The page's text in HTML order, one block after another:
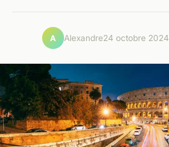
A Alexandre24 octobre 2024